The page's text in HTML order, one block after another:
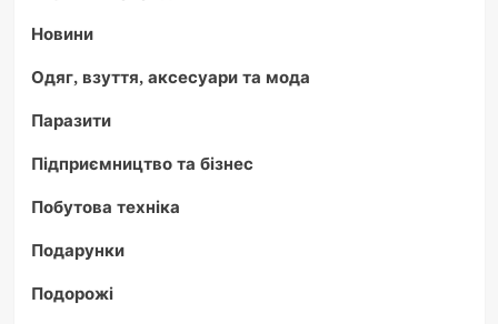
Новини
Одяг, взуття, аксесуари та мода
Паразити
Підприємництво та бізнес
Побутова техніка
Подарунки
Подорожі